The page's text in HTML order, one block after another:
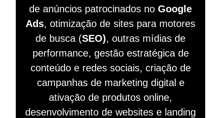
de anúncios patrocinados no Google
Ads, otimização de sites para motores
de busca (SEO), outras mídias de
performance, gestão estratégica de
conteúdo e redes sociais, criação de
campanhas de marketing digital e
ativação de produtos online,
desenvolvimento de websites e landing